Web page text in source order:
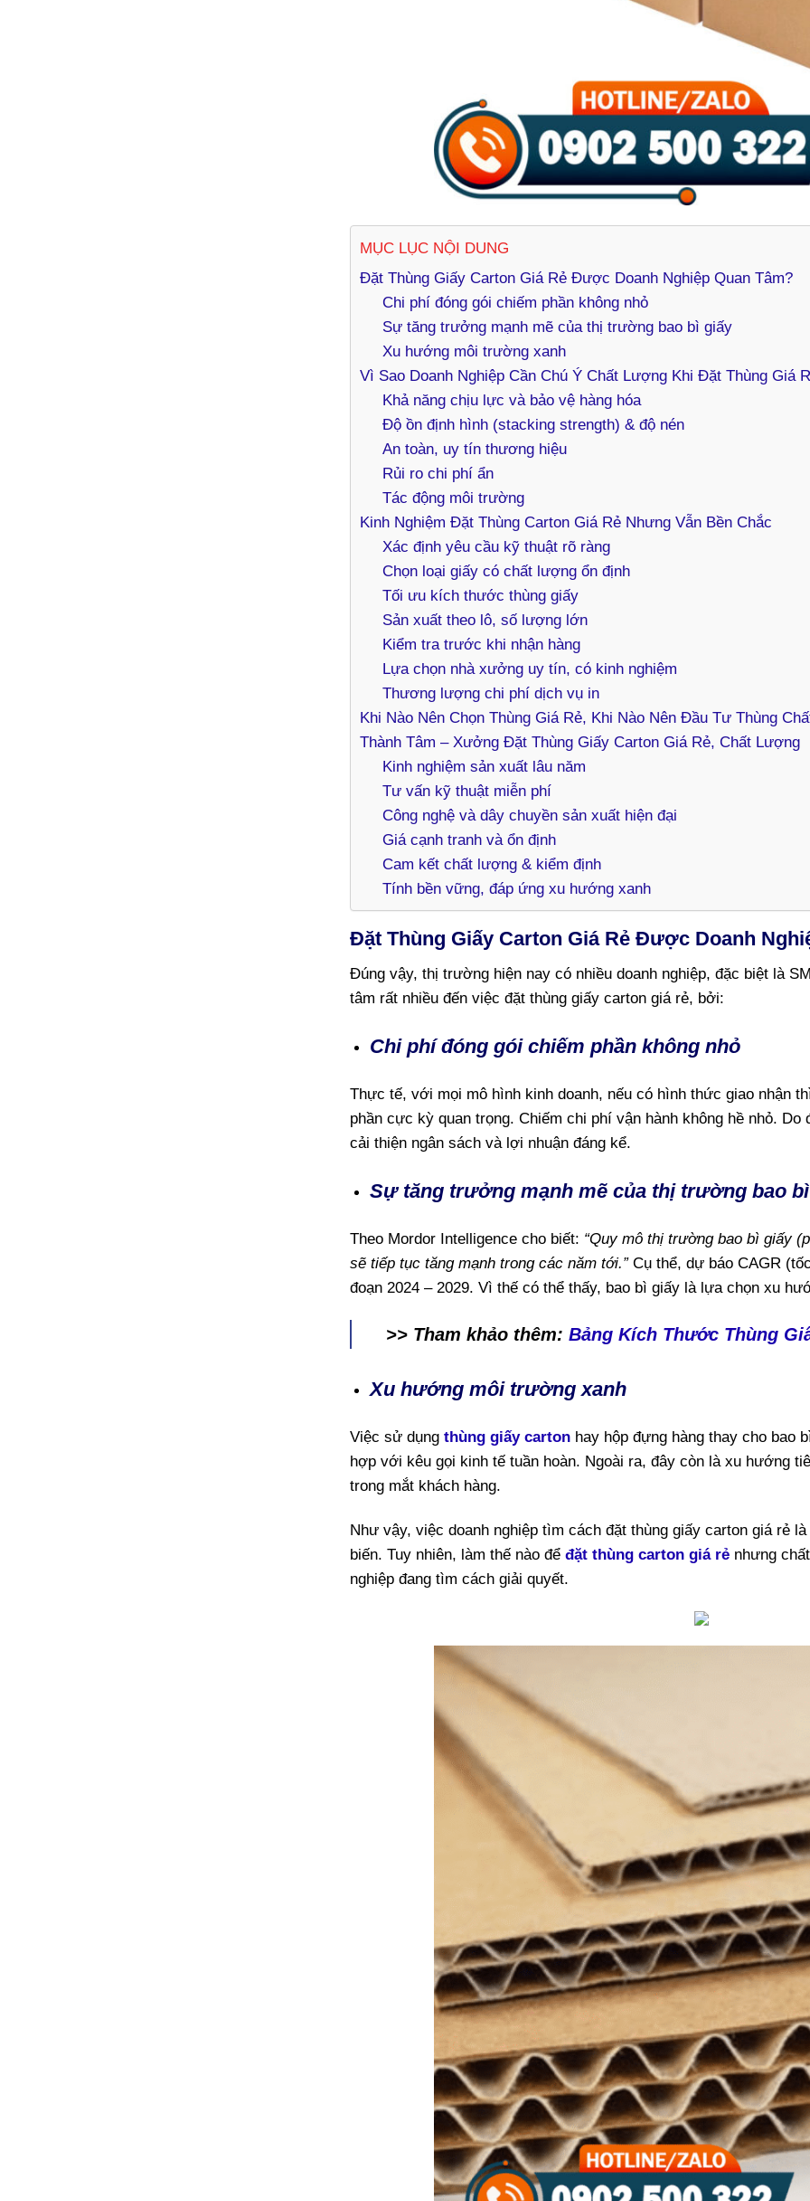
MỤC LỤC NỘI DUNG
Đặt Thùng Giấy Carton Giá Rẻ Được Doanh Nghiệp Quan Tâm?
Chi phí đóng gói chiếm phần không nhỏ
Sự tăng trưởng mạnh mẽ của thị trường bao bì giấy
Xu hướng môi trường xanh
Vì Sao Doanh Nghiệp Cần Chú Ý Chất Lượng Khi Đặt Thùng Giá
Khả năng chịu lực và bảo vệ hàng hóa
Độ ồn định hình (stacking strength) & độ nén
An toàn, uy tín thương hiệu
Rủi ro chi phí ẩn
Tác động môi trường
Kinh Nghiệm Đặt Thùng Carton Giá Rẻ Nhưng Vẫn Bền Chắc
Xác định yêu cầu kỹ thuật rõ ràng
Chọn loại giấy có chất lượng ổn định
Tối ưu kích thước thùng giấy
Sản xuất theo lô, số lượng lớn
Kiểm tra trước khi nhận hàng
Lựa chọn nhà xưởng uy tín, có kinh nghiệm
Thương lượng chi phí dịch vụ in
Khi Nào Nên Chọn Thùng Giá Rẻ, Khi Nào Nên Đầu Tư Thùng
Thành Tâm – Xưởng Đặt Thùng Giấy Carton Giá Rẻ, Chất Lượng
Kinh nghiệm sản xuất lâu năm
Tư vấn kỹ thuật miễn phí
Công nghệ và dây chuyền sản xuất hiện đại
Giá cạnh tranh và ổn định
Cam kết chất lượng & kiểm định
Tính bền vững, đáp ứng xu hướng xanh
Đặt Thùng Giấy Carton Giá Rẻ Được Doanh
Đúng vậy, thị trường hiện nay có nhiều doanh nghiệp, đặc biệt là
tâm rất nhiều đến việc đặt thùng giấy carton giá rẻ, bởi:
Chi phí đóng gói chiếm phần không nhỏ
Thực tế, với mọi mô hình kinh doanh, nếu có hình thức giao nhận
phần cực kỳ quan trọng. Chiếm chi phí vận hành không hề nhỏ.
cải thiện ngân sách và lợi nhuận đáng kể.
Sự tăng trưởng mạnh mẽ của thị trường bao
Theo Mordor Intelligence cho biết: “Quy mô thị trường bao bì giấy
sẽ tiếp tục tăng mạnh trong các năm tới.” Cụ thể, dự báo CAGR
đoạn 2024 – 2029. Vì thế có thể thấy, bao bì giấy là lựa chọn xu
>> Tham khảo thêm:Bảng Kích Thước Thùng
Xu hướng môi trường xanh
Việc sử dụng thùng giấy carton hay hộp đựng hàng thay cho bao
hợp với kêu gọi kinh tế tuần hoàn. Ngoài ra, đây còn là xu hướng
trong mắt khách hàng.
Như vậy, việc doanh nghiệp tìm cách đặt thùng giấy carton giá rẻ
biến. Tuy nhiên, làm thế nào để đặt thùng carton giá rẻ nhưng
nghiệp đang tìm cách giải quyết.